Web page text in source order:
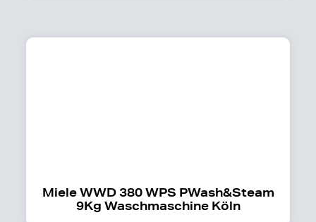
Miele WWD 380 WPS PWash&Steam
9Kg Waschmaschine Köln